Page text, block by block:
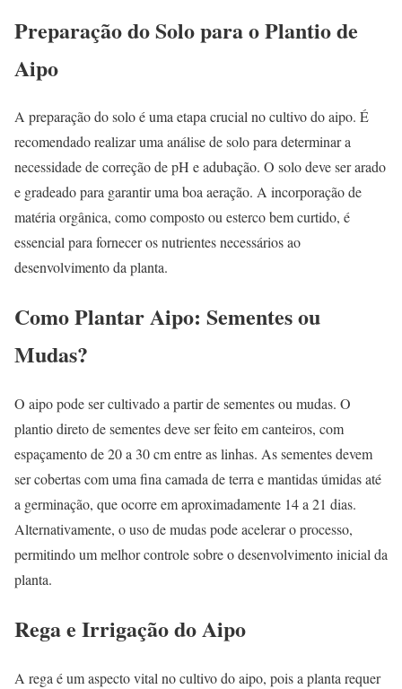
Preparação do Solo para o Plantio de
Aipo
A preparação do solo é uma etapa crucial no cultivo do aipo. É
recomendado realizar uma análise de solo para determinar a
necessidade de correção de pH e adubação. O solo deve ser arado
e gradeado para garantir uma boa aeração. A incorporação de
matéria orgânica, como composto ou esterco bem curtido, é
essencial para fornecer os nutrientes necessários ao
desenvolvimento da planta.
Como Plantar Aipo: Sementes ou
Mudas?
O aipo pode ser cultivado a partir de sementes ou mudas. O
plantio direto de sementes deve ser feito em canteiros, com
espaçamento de 20 a 30 cm entre as linhas. As sementes devem
ser cobertas com uma fina camada de terra e mantidas úmidas até
a germinação, que ocorre em aproximadamente 14 a 21 dias.
Alternativamente, o uso de mudas pode acelerar o processo,
permitindo um melhor controle sobre o desenvolvimento inicial da
planta.
Rega e Irrigação do Aipo
A rega é um aspecto vital no cultivo do aipo, pois a planta requer